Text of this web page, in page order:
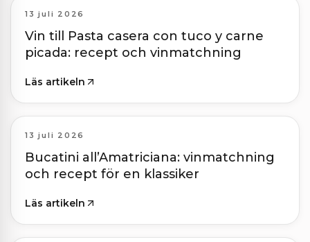
13 juli 2026
Vin till Pasta casera con tuco y carne
picada: recept och vinmatchning
Läs artikeln
13 juli 2026
Bucatini all’Amatriciana: vinmatchning
och recept för en klassiker
Läs artikeln